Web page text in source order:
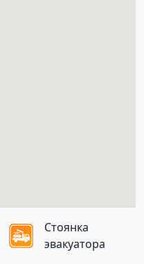
Стоянка
эвакуатора